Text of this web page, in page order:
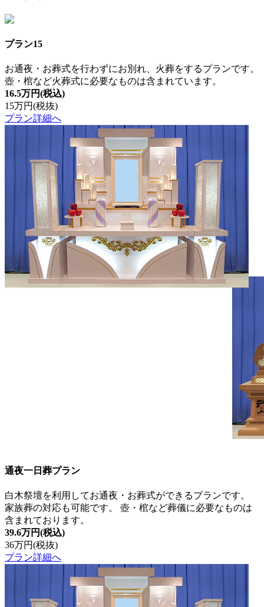
プラン15
お通夜・お葬式を行わずにお別れ、火葬をするプランです。
壺・棺など火葬式に必要なものは含まれています。
16.5万円(税込)
15万円(税抜)
プラン詳細へ
通夜一日葬プラン
白木祭壇を利用してお通夜・お葬式ができるプランです。
家族葬の対応も可能です。 壺・棺など葬儀に必要なものは
含まれております。
39.6万円(税込)
36万円(税抜)
プラン詳細へ